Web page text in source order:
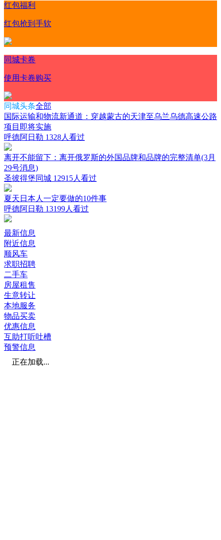
红包福利
红包抢到手软
同城卡卷
使用卡卷购买
同城头条全部
国际运输和物流新通道：穿越蒙古的天津至乌兰乌德高速公路
项目即将实施
呼德阿日勒 1328人看过
离开不能留下：离开俄罗斯的外国品牌和品牌的完整清单(3月
29号消息)
圣彼得堡同城 12915人看过
夏天日本人一定要做的10件事
呼德阿日勒 13199人看过
最新信息
附近信息
顺风车
求职招聘
二手车
房屋租售
生意转让
本地服务
物品买卖
优惠信息
互助打听吐槽
预警信息
正在加载...